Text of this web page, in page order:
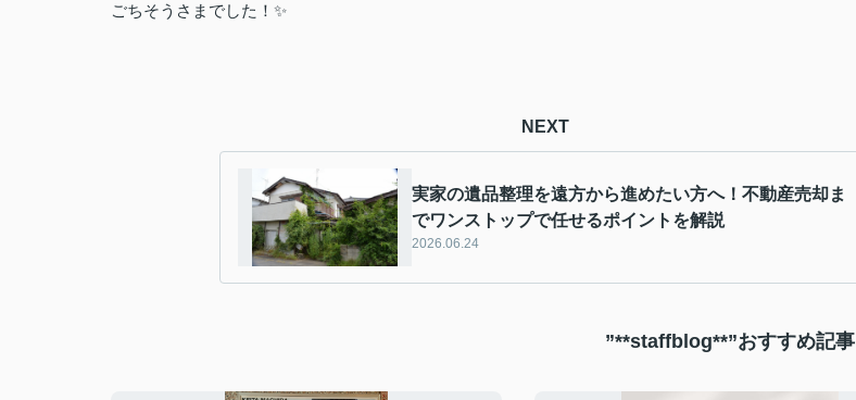
ごちそうさまでした！✨
NEXT
実家の遺品整理を遠方から進めたい方へ！不動産売却ま
でワンストップで任せるポイントを解説
2026.06.24
”**staffblog**”おすすめ記事